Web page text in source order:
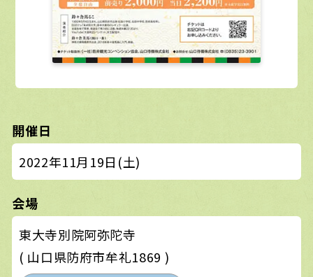
開催日
2022年11月19日(土)
会場
東大寺別院阿弥陀寺
( 山口県防府市牟礼1869 )